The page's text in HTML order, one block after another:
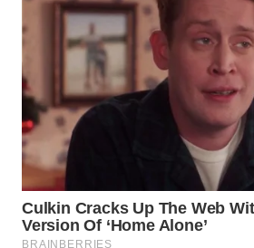
Wahana
Media
Group
NEWS
WAHANA
TANI
WAHANA
ADVOKAT